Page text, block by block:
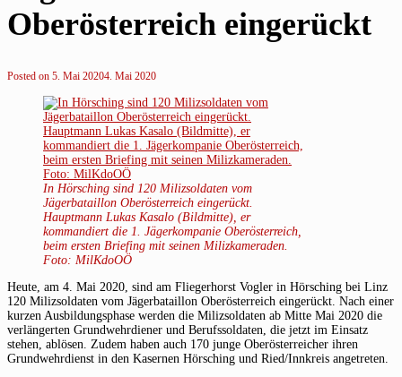
Oberösterreich eingerückt
Posted on 5. Mai 20204. Mai 2020
In Hörsching sind 120 Milizsoldaten vom
Jägerbataillon Oberösterreich eingerückt.
Hauptmann Lukas Kasalo (Bildmitte), er
kommandiert die 1. Jägerkompanie Oberösterreich,
beim ersten Briefing mit seinen Milizkameraden.
Foto: MilKdoOÖ
Heute, am 4. Mai 2020, sind am Fliegerhorst Vogler in Hörsching bei Linz
120 Milizsoldaten vom Jägerbataillon Oberösterreich eingerückt. Nach einer
kurzen Ausbildungsphase werden die Milizsoldaten ab Mitte Mai 2020 die
verlängerten Grundwehrdiener und Berufssoldaten, die jetzt im Einsatz
stehen, ablösen. Zudem haben auch 170 junge Oberösterreicher ihren
Grundwehrdienst in den Kasernen Hörsching und Ried/Innkreis angetreten.